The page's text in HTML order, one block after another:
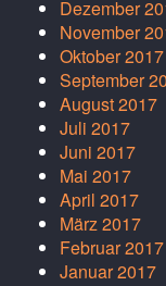
Dezember
November
Oktober 2017
September
August 2017
Juli 2017
Juni 2017
Mai 2017
April 2017
März 2017
Februar 2017
Januar 2017